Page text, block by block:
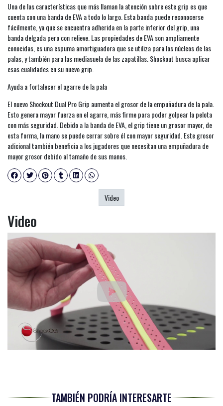
Una de las características que más llaman la atención sobre este grip es que
cuenta con una banda de EVA a todo lo largo. Esta banda puede reconocerse
fácilmente, ya que se encuentra adherida en la parte inferior del grip, una
banda delgada pero con relieve. Las propiedades de EVA son ampliamente
conocidas, es una espuma amortiguadora que se utiliza para los núcleos de las
palas, y también para las mediasuela de las zapatillas. Shockout busca aplicar
esas cualidades en su nuevo grip.
Ayuda a fortalecer el agarre de la pala
El nuevo Shockout Dual Pro Grip aumenta el grosor de la empuñadura de la pala.
Esto genera mayor fuerza en el agarre, más firme para poder golpear la pelota
con más seguridad. Debido a la banda de EVA, el grip tiene un grosor mayor, de
esta forma, la mano se puede cerrar sobre él con mayor seguridad. Este grosor
adicional también beneficia a los jugadores que necesitan una empuñadura de
mayor grosor debido al tamaño de sus manos.
Video
Video
TAMBIÉN PODRÍA INTERESARTE